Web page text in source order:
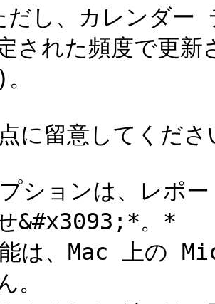
だし、カレンダー
された頻度で更
に留意してくだ
ションは、レポ
&#x3093;*。*
は、Mac 上の
。